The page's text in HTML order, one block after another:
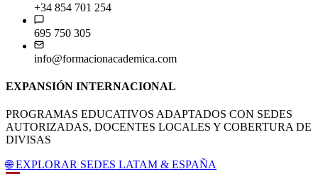
+34 854 701 254
695 750 305
info@formacionacademica.com
EXPANSIÓN INTERNACIONAL
PROGRAMAS EDUCATIVOS ADAPTADOS CON SEDES
AUTORIZADAS, DOCENTES LOCALES Y COBERTURA DE
DIVISAS
🌐 EXPLORAR SEDES LATAM & ESPAÑA